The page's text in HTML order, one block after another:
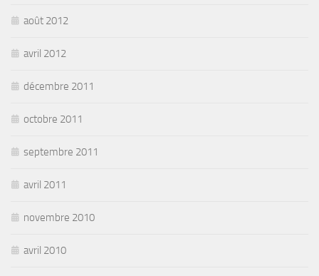
août 2012
avril 2012
décembre 2011
octobre 2011
septembre 2011
avril 2011
novembre 2010
avril 2010